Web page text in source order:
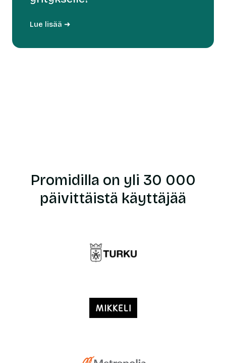
Lue lisää ➜
Promidilla on yli 30 000
päivittäistä käyttäjää